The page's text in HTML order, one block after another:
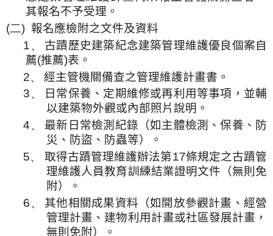
其報名不予受理。
(二) 報名應檢附之文件及資料
1、
古蹟歷史建築紀念建築管理維護優良個案自
薦(推薦)表。
2、
經主管機關備查之管理維護計畫書。
3、
日常保養、定期維修或再利用等事項，並輔
以建築物外觀或內部照片說明。
4、
最新日常檢測紀錄（如主體檢測、保養、防
災、防盜、防蟲等）。
5、
取得古蹟管理維護辦法第17條規定之古蹟管
理維護人員教育訓練結業證明文件（無則免
附）。
6、
其他相關成果資料（如開放參觀計畫、經營
管理計畫、建物利用計畫或社區發展計畫，
無則免附）。